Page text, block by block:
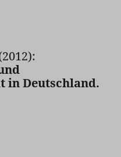
in Deutschland.